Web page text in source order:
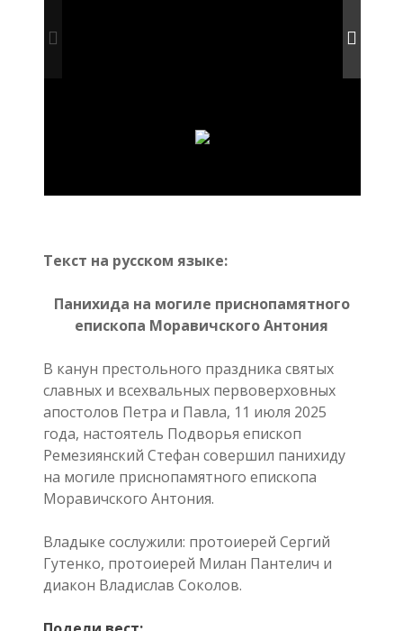
Текст на русском языке:
Панихида на могиле приснопамятного
епископа Моравичского Антония
В канун престольного праздника святых
славных и всехвальных первоверховных
апостолов Петра и Павла, 11 июля 2025
года, настоятель Подворья епископ
Ремезиянский Стефан совершил панихиду
на могиле приснопамятного епископа
Моравичского Антония.
Владыке сослужили: протоиерей Сергий
Гутенко, протоиерей Милан Пантелич и
диакон Владислав Соколов.